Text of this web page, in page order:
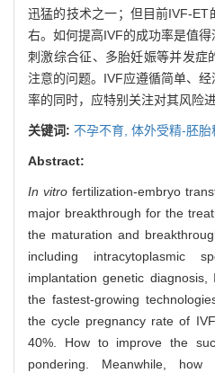
迅猛的技术之一；但目前IVF-ET
右。如何提高IVF的成功率是值
刺激综合征、多胎妊娠等并发症
注意的问题。IVF应遵循简单、
率的同时，应特别关注对其风险进
关键词: 不孕不育, 体外受精-胚胎
Abstract:
In vitro fertilization-embryo
major breakthrough for the
the maturation and
including intracytoplasmic
implantation genetic
the fastest-growing
the cycle pregnancy rate of
40%. How to improve the
pondering. Meanwhile,